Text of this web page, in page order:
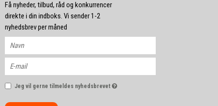
Få nyheder, tilbud, råd og konkurrencer
direkte i din indboks. Vi sender 1-2
nyhedsbrev per måned
Jeg vil gerne tilmeldes nyhedsbrevet